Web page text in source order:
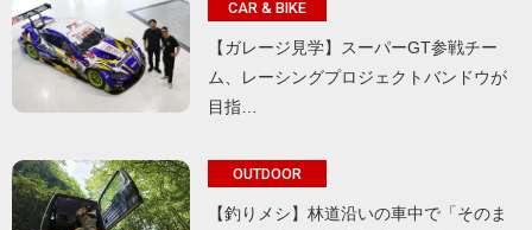
CAR & BIKE
【ガレージ見学】スーパーGT参戦チー
ム、レーシングプロジェクトバンドウが
目指…
OUTDOOR
【釣りメシ】林道沿いの車中で「そのま